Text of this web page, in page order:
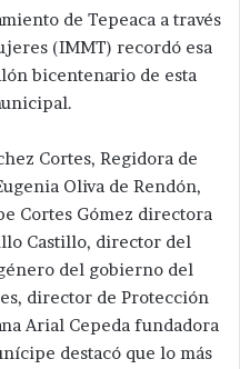
de Tepeaca a través
(IMMT) recordó esa
bicentenario de esta
Cortes, Regidora de
Oliva de Rendón,
Cortes Gómez directora
Castillo, director del
del gobierno del
director de Protección
Arial Cepeda fundadora
destacó que lo más